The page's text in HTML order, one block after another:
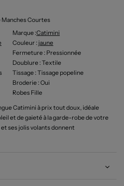
Manches Courtes
Marque :Catimini
Couleur : jaune
Fermeture : Pressionnée
Doublure : Textile
Tissage : Tissage popeline
Broderie : Oui
Robes Fille
Catimini à prix tout doux, idéale
et de gaieté à la garde-robe de votre
ses jolis volants donnent
que le détail brodé au centre,
pour un look pétillant signé Catimini,